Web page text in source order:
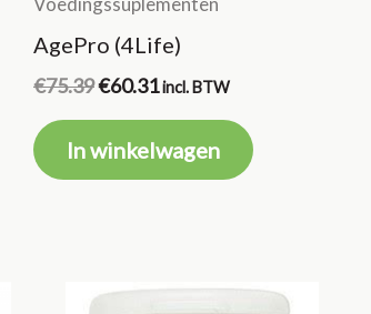
AgePro (4Life)
€75.39Oorspronkelijke
€75.39.
€60.31Huidige
€60.31.
incl. BTW
In winkelwagen